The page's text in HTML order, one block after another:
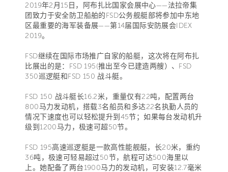
2019年2月15日，阿布扎比国家会展中心——法拉帝集
团致力于安全防卫船舶的FSD公务舰艇部将参加中东地
区最重要的海军装备展——第14届国际安防展会IDEX
2019。
FSD继续在国际市场推广自家的船艇，这次将在阿布扎
比展出的是：FSD 195(推出至今已建造两艘）、FSD
350巡逻艇和FSD 150 战斗艇。
FSD 150 战斗艇长16.2米，重量仅有22吨，配置两台
800马力发动机，搭载3名船员和多达22名执勤人员的
情况下速度也可以轻松提升到45节；如果每台发动机升
级到1200马力，极速可超50节。
FSD 195高速巡逻艇是一款高性能舰艇，长20米，重约
36吨，极速可轻易超过50节，航程可达500海里以
上。她配备了两台1900马力的发动机，可安装12.7毫米